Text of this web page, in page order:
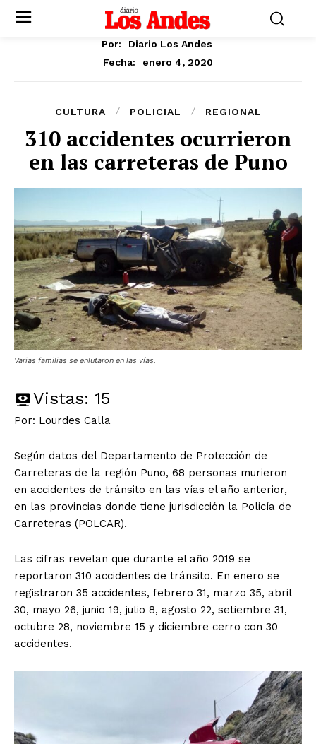
Por:
Diario Los Andes
Fecha:
enero 4, 2020
CULTURA POLICIAL REGIONAL
310 accidentes ocurrieron
en las carreteras de Puno
Varias familias se enlutaron en las vías.
Vistas: 15
Por: Lourdes Calla
Según datos del Departamento de Protección de
Carreteras de la región Puno, 68 personas murieron
en accidentes de tránsito en las vías el año anterior,
en las provincias donde tiene jurisdicción la Policía de
Carreteras (POLCAR).
Las cifras revelan que durante el año 2019 se
reportaron 310 accidentes de tránsito. En enero se
registraron 35 accidentes, febrero 31, marzo 35, abril
30, mayo 26, junio 19, julio 8, agosto 22, setiembre 31,
octubre 28, noviembre 15 y diciembre cerro con 30
accidentes.